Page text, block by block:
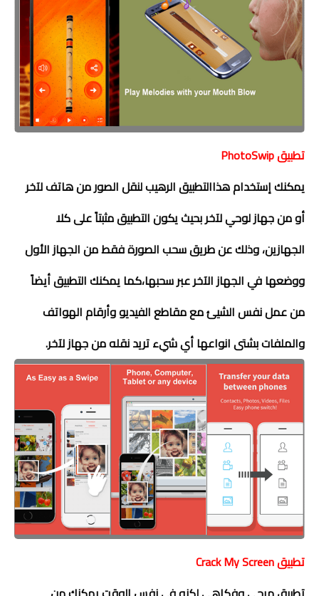
تطبيقPhotoSwip
يمكنك إستخدام هذاالتطبيق الرهيب لنقل الصور من هاتف لآخر
أو من جهاز لوحي لآخر بحيث يكون التطبيق مثبتاً على كلا
الجهازين، وذلك عن طريق سحب الصورة فقط من الجهاز الأول
ووضعها في الجهاز الآخر عبر سحبها،كما يمكنك التطبيق أيضاً
من عمل نفس الشيئ مع مقاطع الفيديو وأرقام الهواتف
والملفات بشتى انواعها أي شيء تريد نقله من جهاز لآخر.
تطبيقCrack My Screen